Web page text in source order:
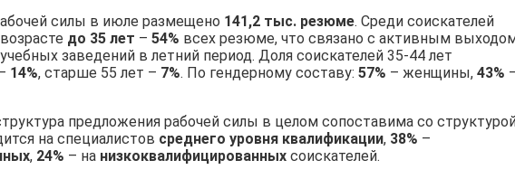
силы в июле размещено 141,2 тыс. резюме. Среди соискателей
до 35 лет – 54% всех резюме, что связано с активным
заведений в летний период. Доля соискателей 35-44 лет
14%, старше 55 лет – 7%. По гендерному составу: 57% – женщины, 43%
предложения рабочей силы в целом сопоставима со
на специалистов среднего уровня квалификации, 38% –
, 24% – на низкоквалифицированных соискателей.